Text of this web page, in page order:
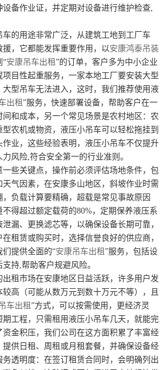
备作业证，并定期对设备进行维护检查,
的用途非常广泛，从建筑工地到工厂车
，它都能发挥重要作用，以安康鸿泰吊装
“安康吊车出租 ”的订单，客户多为中小企业
目性起重服务，一家本地工厂要安装大型
型吊车无法进入，这时，我们推荐使用液
出租”服务，快速部署设备，帮助客户在一
和成本，另一个常见场景是农村地区：农
农机或物资，液压小吊车可以轻松拖挂到
业，这些经验表明，液压小吊车不仅提升
风险,符合安全第一的行业准则。
些关键点，操作前必须评估场地条件，包
气因素，在安康多山地区，斜坡作业时需
负载计算要精确，超载是常见事故原因
得超过额定载荷的80%，定期保养液压系
漏、更换滤芯等，以确保设备长期可靠，
租赁或购买时，选择信誉良好的供应商，
们提供全面的“安康吊车出租 ”服务，包括设
持,帮助客户规避风险。
租市场在安康地区日益活跃，许多用户发
高（可能从数万元到数十万元不等），且
车出租 ”方式，可以按需使用，更经济灵
工程，只需租用液压小吊车几天，就能完
金积压，我们公司在这方面积累了丰富经
供日租、周租或月租套餐，并确保设备经
透明度：在签订租赁合同时，会明确列出